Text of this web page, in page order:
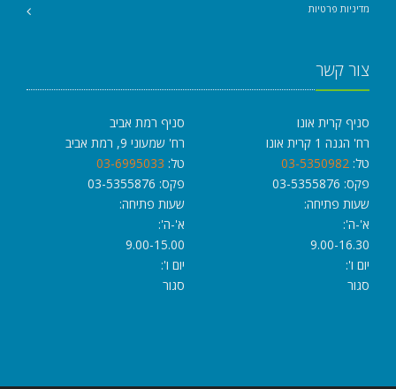
מדיניות פרטיות
צור קשר
סניף קרית אונו
רח' הגנה 1 קרית אונו
טל: 03-5350982
פקס: 03-5355876
שעות פתיחה:
א'-ה':
9.00-16.30
יום ו':
סגור
סניף רמת אביב
רח' שמעוני 9, רמת אביב
טל: 03-6995033
פקס: 03-5355876
שעות פתיחה:
א'-ה':
9.00-15.00
יום ו':
סגור